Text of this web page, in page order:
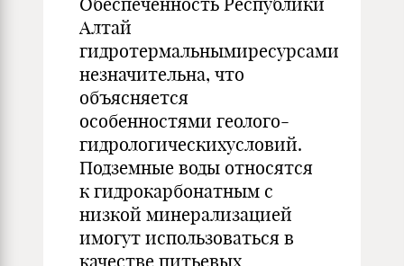
Алтай
гидротермальнымиресурсами
незначительна, что
объясняется
особенностями геолого-
гидрологическихусловий.
Подземные воды относятся
к гидрокарбонатным с
низкой минерализацией
имогут использоваться в
качестве питьевых